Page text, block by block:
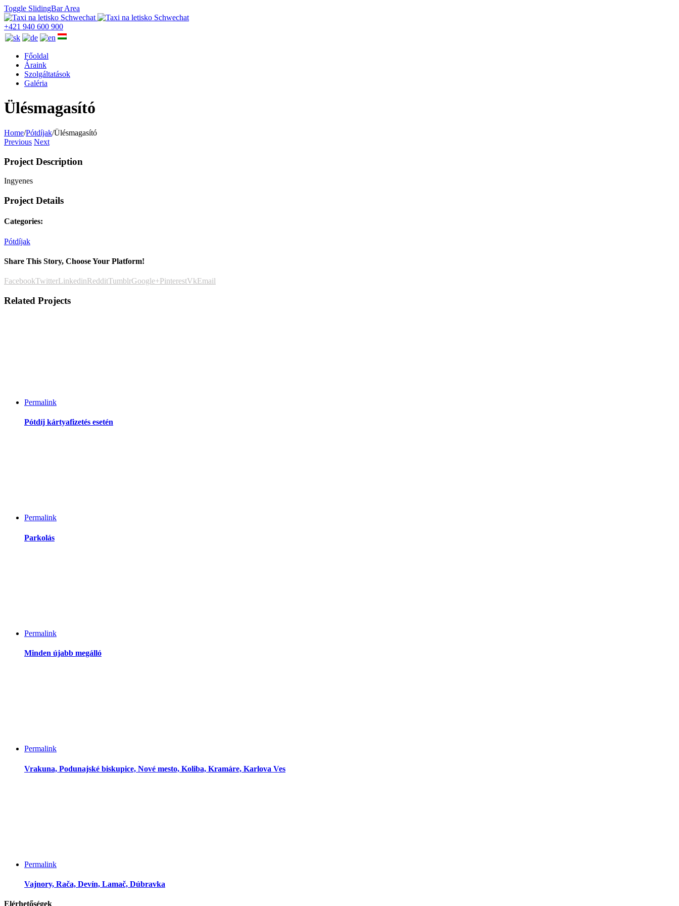
Toggle SlidingBar Area
+421 940 600 900
Főoldal
Áraink
Szolgáltatások
Galéria
Ülésmagasító
Home/Pótdíjak/Ülésmagasító
Previous Next
Project Description
Ingyenes
Project Details
Categories:
Pótdíjak
Share This Story, Choose Your Platform!
FacebookTwitterLinkedinRedditTumblrGoogle+PinterestVkEmail
Related Projects
Permalink
Pótdíj kártyafizetés esetén
Permalink
Parkolás
Permalink
Minden újabb megálló
Permalink
Vrakuna, Podunajské biskupice, Nové mesto, Koliba, Kramáre, Karlova Ves
Permalink
Vajnory, Rača, Devín, Lamač, Dúbravka
Elérhetőségek